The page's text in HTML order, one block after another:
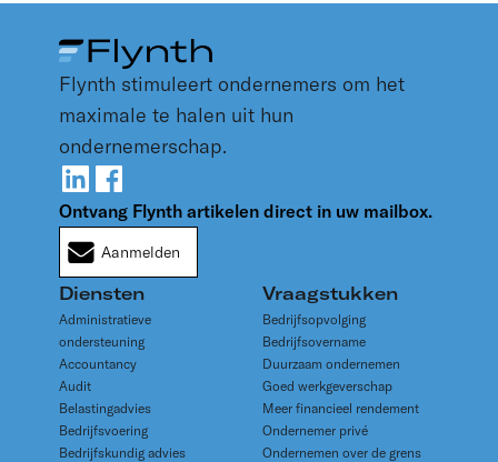
Flynth stimuleert ondernemers om het
maximale te halen uit hun
ondernemerschap.
Ontvang Flynth artikelen direct in uw mailbox.
Aanmelden
Diensten
Administratieve
ondersteuning
Accountancy
Audit
Belastingadvies
Bedrijfsvoering
Bedrijfskundig advies
Vraagstukken
Bedrijfsopvolging
Bedrijfsovername
Duurzaam ondernemen
Goed werkgeverschap
Meer financieel rendement
Ondernemer privé
Ondernemen over de grens